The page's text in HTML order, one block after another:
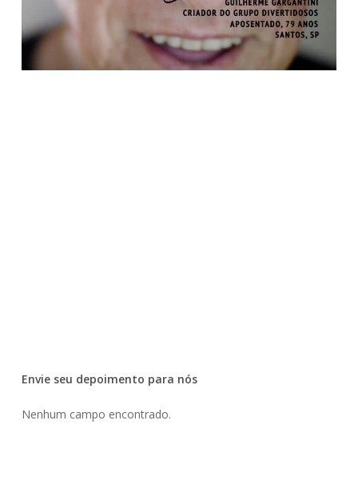
Envie seu depoimento para nós
Nenhum campo encontrado.